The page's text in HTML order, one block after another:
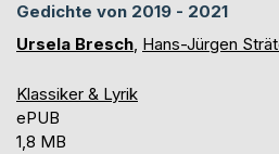
Gedichte von 2019 - 2021
Ursela Bresch, Hans-Jürgen
Klassiker & Lyrik
ePUB
1,8 MB